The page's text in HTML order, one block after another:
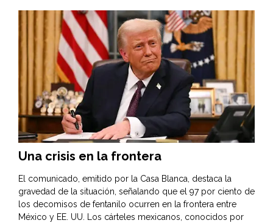
Una crisis en la frontera
El comunicado, emitido por la Casa Blanca, destaca la
gravedad de la situación, señalando que el 97 por ciento de
los decomisos de fentanilo ocurren en la frontera entre
México y EE. UU. Los cárteles mexicanos, conocidos por